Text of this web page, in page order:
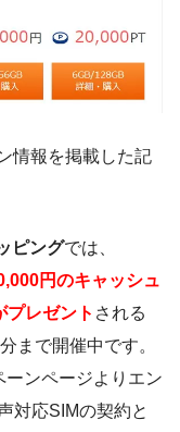
情報を掲載した記
ピングでは、
円のキャッシュ
プレゼント される
まで開催中です。
ーンページよりエン
対応SIMの契約と